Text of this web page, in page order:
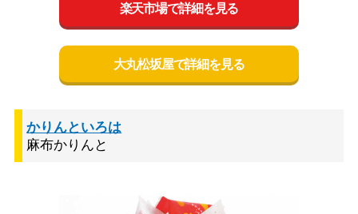
楽天市場で詳細を見る
大丸松坂屋で詳細を見る
かりんといろは
麻布かりんと